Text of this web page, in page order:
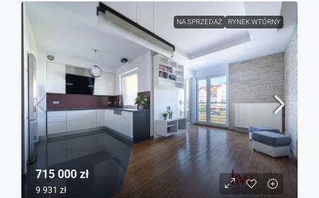
NA SPRZEDAŻ RYNEK WTÓRNY
715 000 zł
9 931 zł